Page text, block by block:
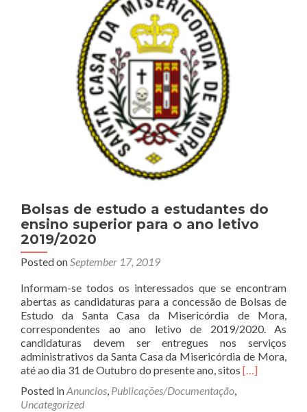
Bolsas de estudo a estudantes do
ensino superior para o ano letivo
2019/2020
Posted onSeptember 17, 2019
Informam-se todos os interessados que se encontram
abertas as candidaturas para a concessão de Bolsas de
Estudo da Santa Casa da Misericórdia de Mora,
correspondentes ao ano letivo de 2019/2020. As
candidaturas devem ser entregues nos serviços
administrativos da Santa Casa da Misericórdia de Mora,
até ao dia 31 de Outubro do presente ano, sitos Read
[…]
Posted inAnuncios, Publicações/Documentação,
Uncategorized